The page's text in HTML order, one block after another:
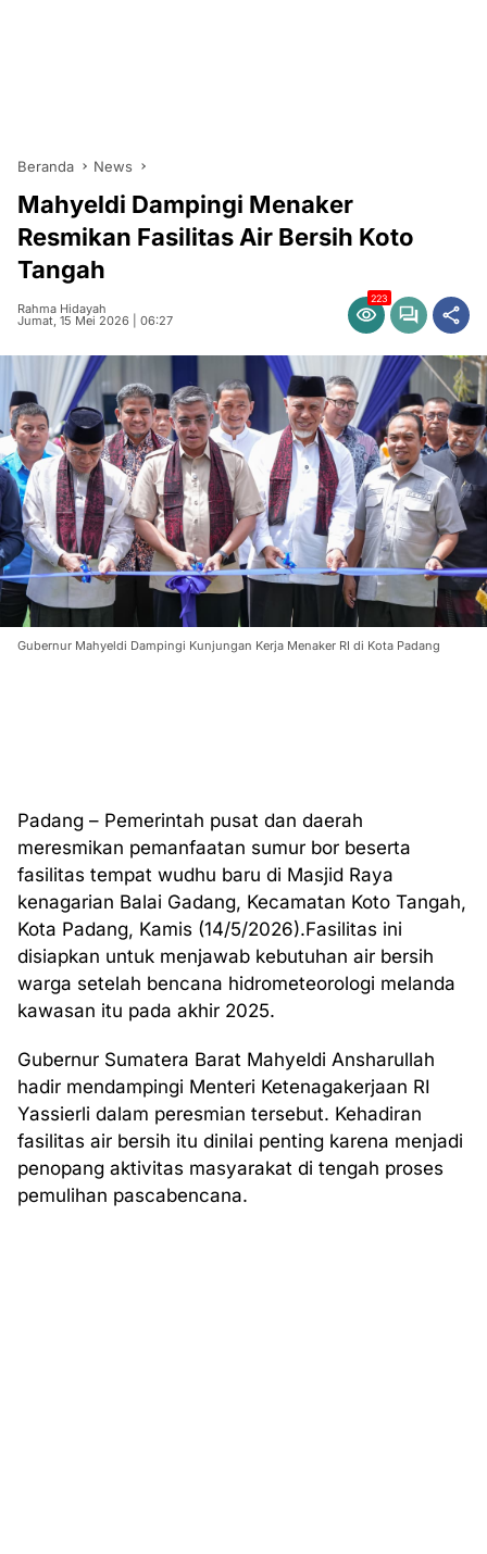
Beranda News
Mahyeldi Dampingi Menaker
Resmikan Fasilitas Air Bersih Koto
Tangah
Rahma Hidayah
Jumat, 15 Mei 2026 | 06:27
223
Gubernur Mahyeldi Dampingi Kunjungan Kerja Menaker RI di Kota Padang
Padang – Pemerintah pusat dan daerah
meresmikan pemanfaatan sumur bor beserta
fasilitas tempat wudhu baru di Masjid Raya
kenagarian Balai Gadang, Kecamatan Koto Tangah,
Kota Padang, Kamis (14/5/2026).Fasilitas ini
disiapkan untuk menjawab kebutuhan air bersih
warga setelah bencana hidrometeorologi melanda
kawasan itu pada akhir 2025.
Gubernur Sumatera Barat Mahyeldi Ansharullah
hadir mendampingi Menteri Ketenagakerjaan RI
Yassierli dalam peresmian tersebut. Kehadiran
fasilitas air bersih itu dinilai penting karena menjadi
penopang aktivitas masyarakat di tengah proses
pemulihan pascabencana.